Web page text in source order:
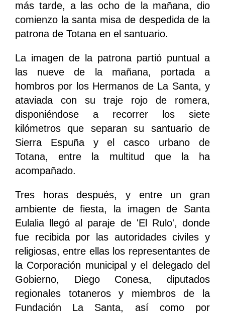
más tarde, a las ocho de la mañana, dio
comienzo la santa misa de despedida de la
patrona de Totana en el santuario.
La imagen de la patrona partió puntual a
las nueve de la mañana, portada a
hombros por los Hermanos de La Santa, y
ataviada con su traje rojo de romera,
disponiéndose a recorrer los siete
kilómetros que separan su santuario de
Sierra Espuña y el casco urbano de
Totana, entre la multitud que la ha
acompañado.
Tres horas después, y entre un gran
ambiente de fiesta, la imagen de Santa
Eulalia llegó al paraje de 'El Rulo', donde
fue recibida por las autoridades civiles y
religiosas, entre ellas los representantes de
la Corporación municipal y el delegado del
Gobierno, Diego Conesa, diputados
regionales totaneros y miembros de la
Fundación La Santa, así como por